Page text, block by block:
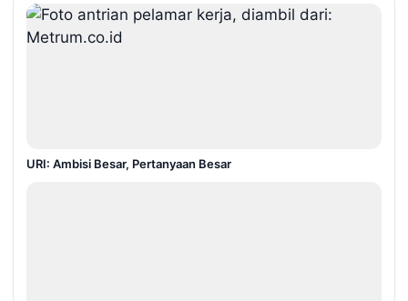
URI: Ambisi Besar, Pertanyaan Besar